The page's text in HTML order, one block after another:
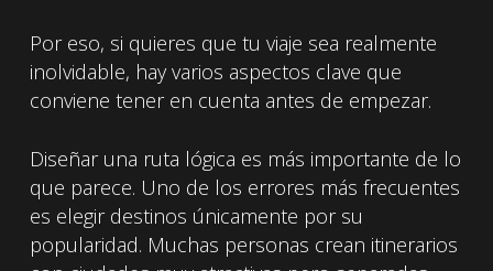
Por eso, si quieres que tu viaje sea realmente
inolvidable, hay varios aspectos clave que
conviene tener en cuenta antes de empezar.
Diseñar una ruta lógica es más importante de lo
que parece. Uno de los errores más frecuentes
es elegir destinos únicamente por su
popularidad. Muchas personas crean itinerarios